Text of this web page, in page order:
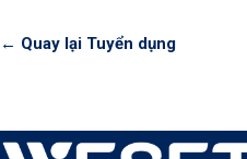
← Quay lại Tuyển dụng